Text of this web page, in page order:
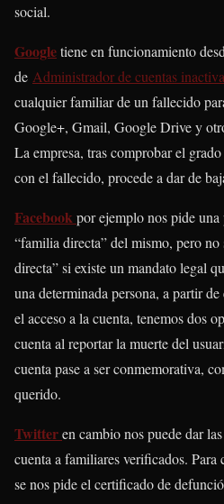
social.
Googletiene en funcionamiento
de Administrador de cuentas
cualquier familiar de un fallecido
Google+, Gmail, Google Drive y
La empresa, tras comprobar el
con el fallecido, procede a dar de
Facebookpor ejemplo nos pide una
“familia directa” del mismo, pero no
directa” si existe un mandato legal
una determinada persona, a partir
el acceso a la cuenta, tenemos dos
cuenta al reportar la muerte del
cuenta pase a ser conmemorativa,
querido.
Twitteren cambio nos puede dar
cuenta a familiares verificados. Para
se nos pide el certificado de